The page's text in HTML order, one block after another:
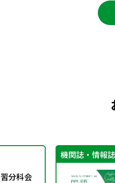
分科会
機関誌・情報誌